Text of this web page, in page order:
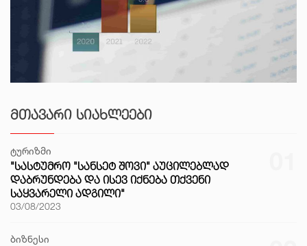
ᲛᲗᲐᲕᲐᲠᲘ ᲡᲘᲐᲮᲚᲔᲔᲑᲘ
ტურიზმი
"ᲡᲐᲡᲢᲣᲛᲠᲝ "ᲡᲐᲜᲡᲔᲢ ᲨᲝᲕᲘ" ᲐᲣᲪᲘᲚᲔᲑᲚᲐᲓ
ᲓᲐᲑᲠᲣᲜᲓᲔᲑᲐ ᲓᲐ ᲘᲡᲔᲕ ᲘᲥᲜᲔᲑᲐ ᲗᲥᲕᲔᲜᲘ
ᲡᲐᲧᲕᲐᲠᲔᲚᲘ ᲐᲓᲒᲘᲚᲘ"
03/08/2023
ბიზნესი